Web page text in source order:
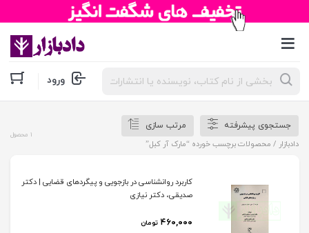
جستجوی
محصولات ورود
جستجوی پیشرفته
مرتب سازی
دادبازار / محصولات برچسب خورده “مارک آر کبل”
1 محصول
کاربرد روانشناسی در بازجویی و پیگردهای قضایی | دکتر
صدیقی، دکتر نیازی
۴۶۰,۰۰۰ تومان